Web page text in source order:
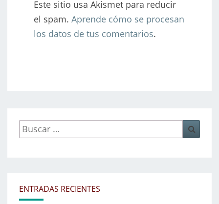
Este sitio usa Akismet para reducir
el spam. Aprende cómo se procesan
los datos de tus comentarios.
Buscar
por:
ENTRADAS RECIENTES